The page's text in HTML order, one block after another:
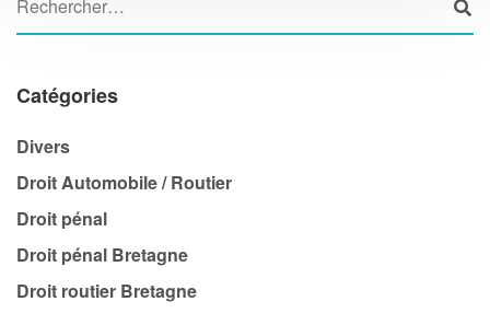
Catégories
Divers
Droit Automobile / Routier
Droit pénal
Droit pénal Bretagne
Droit routier Bretagne